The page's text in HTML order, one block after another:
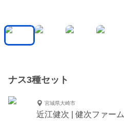
ナス3種セット
宮城県大崎市
近江健次 | 健次ファーム